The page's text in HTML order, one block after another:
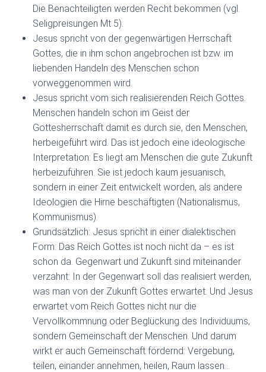
Die Benachteiligten werden Recht bekommen (vgl.
Seligpreisungen Mt 5).
Jesus spricht von der gegenwärtigen Herrschaft
Gottes, die in ihm schon angebrochen ist bzw. im
liebenden Handeln des Menschen schon
vorweggenommen wird.
Jesus spricht vom sich realisierenden Reich Gottes.
Menschen handeln schon im Geist der
Gottesherrschaft damit es durch sie, den Menschen,
herbeigeführt wird. Das ist jedoch eine ideologische
Interpretation: Es liegt am Menschen die gute Zukunft
herbeizuführen. Sie ist jedoch kaum jesuanisch,
sondern in einer Zeit entwickelt worden, als andere
Ideologien die Hirne beschäftigten (Nationalismus,
Kommunismus).
Grundsätzlich: Jesus spricht in einer dialektischen
Form: Das Reich Gottes ist noch nicht da – es ist
schon da. Gegenwart und Zukunft sind miteinander
verzahnt: In der Gegenwart soll das realisiert werden,
was man von der Zukunft Gottes erwartet. Und Jesus
erwartet vom Reich Gottes nicht nur die
Vervollkommnung oder Beglückung des Individuums,
sondern Gemeinschaft der Menschen. Und darum
wirkt er auch Gemeinschaft fördernd: Vergebung,
teilen, einander annehmen, heilen, Raum lassen…